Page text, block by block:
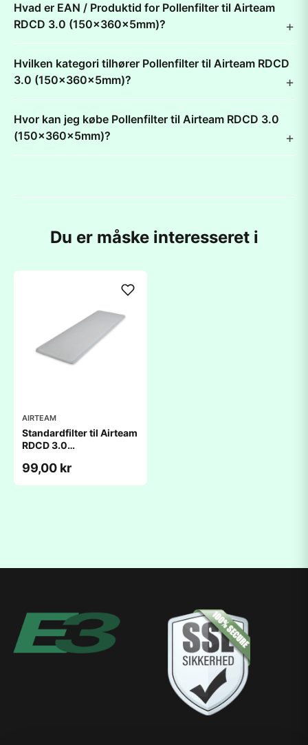
Hvad er EAN / Produktid for Pollenfilter til Airteam
RDCD 3.0 (150x360x5mm)?
Hvilken kategori tilhører Pollenfilter til Airteam RDCD
3.0 (150x360x5mm)?
Hvor kan jeg købe Pollenfilter til Airteam RDCD 3.0
(150x360x5mm)?
Du er måske interesseret i
AIRTEAM
Standardfilter til Airteam
RDCD 3.0
99,00 kr